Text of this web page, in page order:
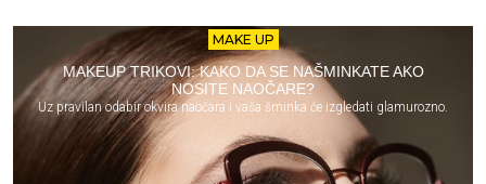
MAKE UP
MAKEUP TRIKOVI: KAKO DA SE NAŠMINKATE AKO
NOSITE NAOČARE?
Uz pravilan odabir okvira naočara i vaša šminka će izgledati glamurozno.